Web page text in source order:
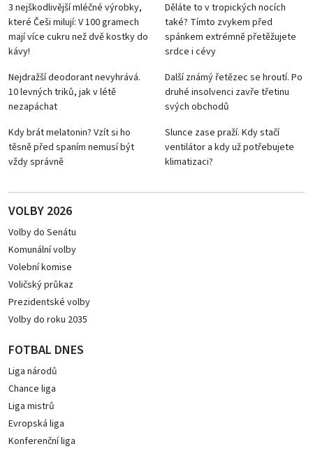
3 nejškodlivější mléčné výrobky,
které Češi milují: V 100 gramech
mají více cukru než dvě kostky do
kávy!
Děláte to v tropických nocích
také? Tímto zvykem před
spánkem extrémně přetěžujete
srdce i cévy
Nejdražší deodorant nevyhrává.
10 levných triků, jak v létě
nezapáchat
Další známý řetězec se hroutí. Po
druhé insolvenci zavře třetinu
svých obchodů
Kdy brát melatonin? Vzít si ho
těsně před spaním nemusí být
vždy správně
Slunce zase praží. Kdy stačí
ventilátor a kdy už potřebujete
klimatizaci?
VOLBY 2026
Volby do Senátu
Komunální volby
Volební komise
Voličský průkaz
Prezidentské volby
Volby do roku 2035
FOTBAL DNES
Liga národů
Chance liga
Liga mistrů
Evropská liga
Konferenční liga